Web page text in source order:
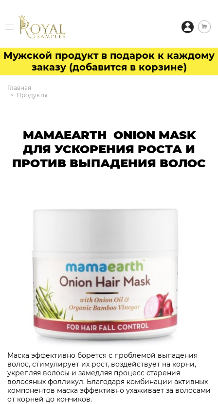
Мужской продукт в подарок к каждому
заказу (добавится в корзине)
Главная
Продукты
MAMAEARTH ONION MASK
ДЛЯ УСКОРЕНИЯ РОСТА И
ПРОТИВ ВЫПАДЕНИЯ ВОЛОС
Маска эффективно борется с проблемой выпадения
волос, стимулирует их рост, воздействует на корни,
укрепляя волосы и замедляя процесс старения
волосяных фолликул. Благодаря комбинации активных
компонентов маска эффективно ухаживает за волосами
от корней до кончиков.